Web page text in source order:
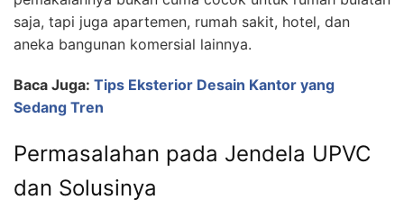
saja, tapi juga apartemen, rumah sakit, hotel, dan
aneka bangunan komersial lainnya.
Baca Juga: Tips Eksterior Desain Kantor yang
Sedang Tren
Permasalahan pada Jendela UPVC
dan Solusinya